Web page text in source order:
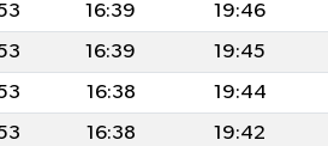
16:39 19:46
16:39 19:45
16:38 19:44
16:38 19:42